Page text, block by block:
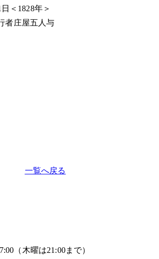
＜1828年＞
者庄屋五人与
一覧へ戻る
（木曜は21:00まで）